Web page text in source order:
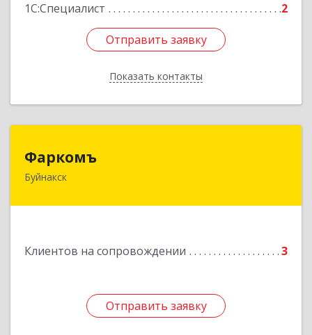
1С:Специалист
2
Отправить заявку
Показать контакты
Отправить заявку
Назад
Фаркомъ
Буйнакск
Клиентов на сопровождении 3
Отправить заявку
Отправить заявку